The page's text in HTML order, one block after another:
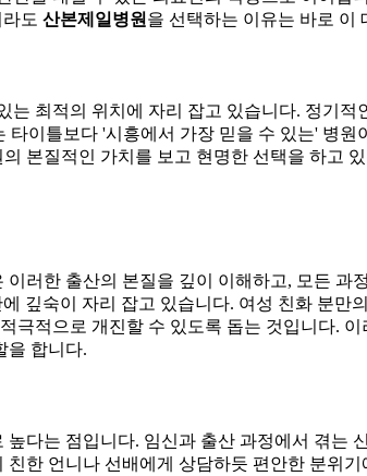
도 산본제일병원 을 선택하는 이유는 바로 이
최적의 위치에 자리 잡고 있습니다. 정기적
이틀보다 '시흥에서 가장 믿을 수 있는' 병원
본질적인 가치를 보고 현명한 선택을 하고
이러한 출산의 본질을 깊이 이해하고, 모든 과
깊숙이 자리 잡고 있습니다. 여성 친화 분만
적으로 개진할 수 있도록 돕는 것입니다.
을 합니다.
다는 점입니다. 임신과 출산 과정에서 겪는
한 언니나 선배에게 상담하듯 편안한 분위